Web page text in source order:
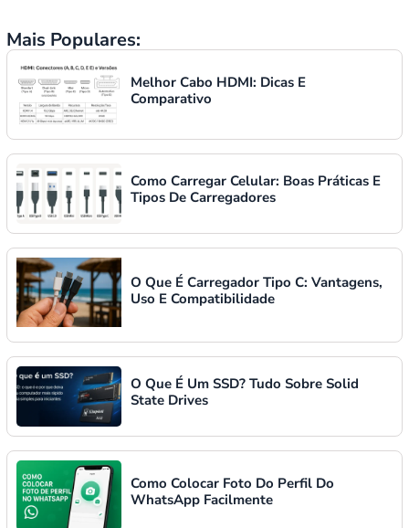
Mais Populares:
Melhor Cabo HDMI: Dicas E
Comparativo
Como Carregar Celular: Boas Práticas E
Tipos De Carregadores
O Que É Carregador Tipo C: Vantagens,
Uso E Compatibilidade
O Que É Um SSD? Tudo Sobre Solid
State Drives
Como Colocar Foto Do Perfil Do
WhatsApp Facilmente